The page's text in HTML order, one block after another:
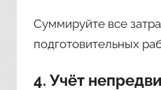
Суммируйте все
подготовительных
4. Учёт